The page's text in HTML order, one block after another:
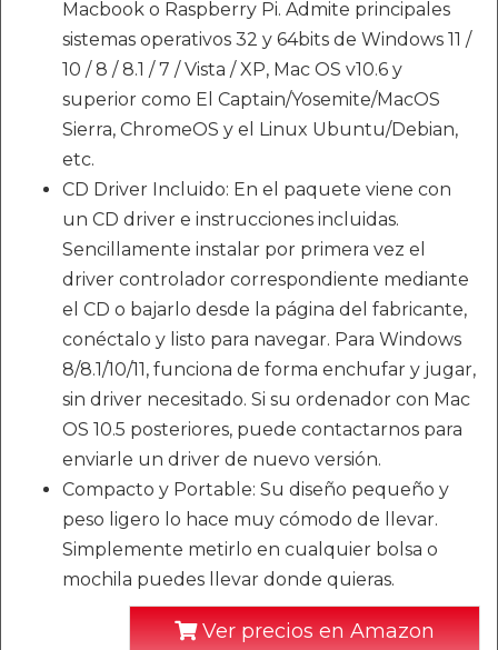
Macbook o Raspberry Pi. Admite principales
sistemas operativos 32 y 64bits de Windows 11 /
10 / 8 / 8.1 / 7 / Vista / XP, Mac OS v10.6 y
superior como El Captain/Yosemite/MacOS
Sierra, ChromeOS y el Linux Ubuntu/Debian,
etc.
CD Driver Incluido: En el paquete viene con
un CD driver e instrucciones incluidas.
Sencillamente instalar por primera vez el
driver controlador correspondiente mediante
el CD o bajarlo desde la página del fabricante,
conéctalo y listo para navegar. Para Windows
8/8.1/10/11, funciona de forma enchufar y jugar,
sin driver necesitado. Si su ordenador con Mac
OS 10.5 posteriores, puede contactarnos para
enviarle un driver de nuevo versión.
Compacto y Portable: Su diseño pequeño y
peso ligero lo hace muy cómodo de llevar.
Simplemente metirlo en cualquier bolsa o
mochila puedes llevar donde quieras.
Ver precios en Amazon